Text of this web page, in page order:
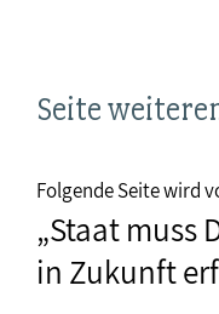
Seite
Folgende Seite wird
„Staat muss
in Zukunft